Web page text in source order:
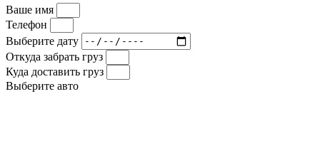
Ваше имя
Телефон
Выберите дату
Откуда забрать груз
Куда доставить груз
Выберите авто